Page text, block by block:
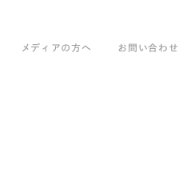
メディアの方へ お問い合わせ